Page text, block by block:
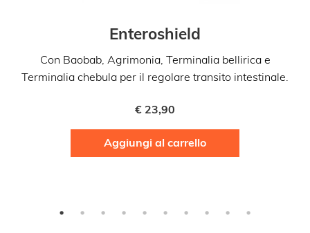
Enteroshield
Con Baobab, Agrimonia, Terminalia bellirica e
Terminalia chebula per il regolare transito intestinale.
€ 23,90
Aggiungi al carrello